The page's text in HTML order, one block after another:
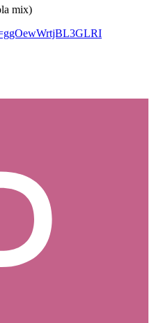
mix)